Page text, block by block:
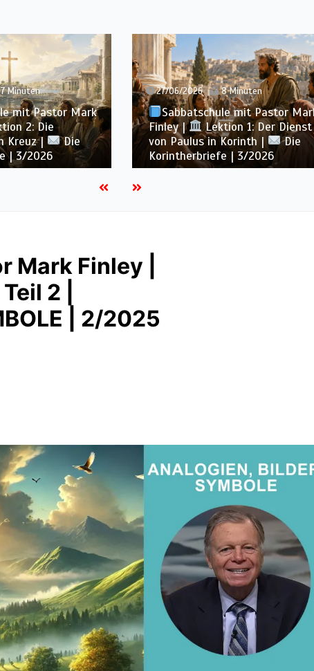
8 Minuten
mit Pastor Mark
1: Der Dienst
|
Die
| 3/2026
20/06/2026 7 Minuten
Sabbatschule mit Pastor
Finley |
Lektion 13: Bis in
Ewigkeit |
Im Glauben
Wachsen | 2/2026
Mark Finley |
2 |
| 2/2025